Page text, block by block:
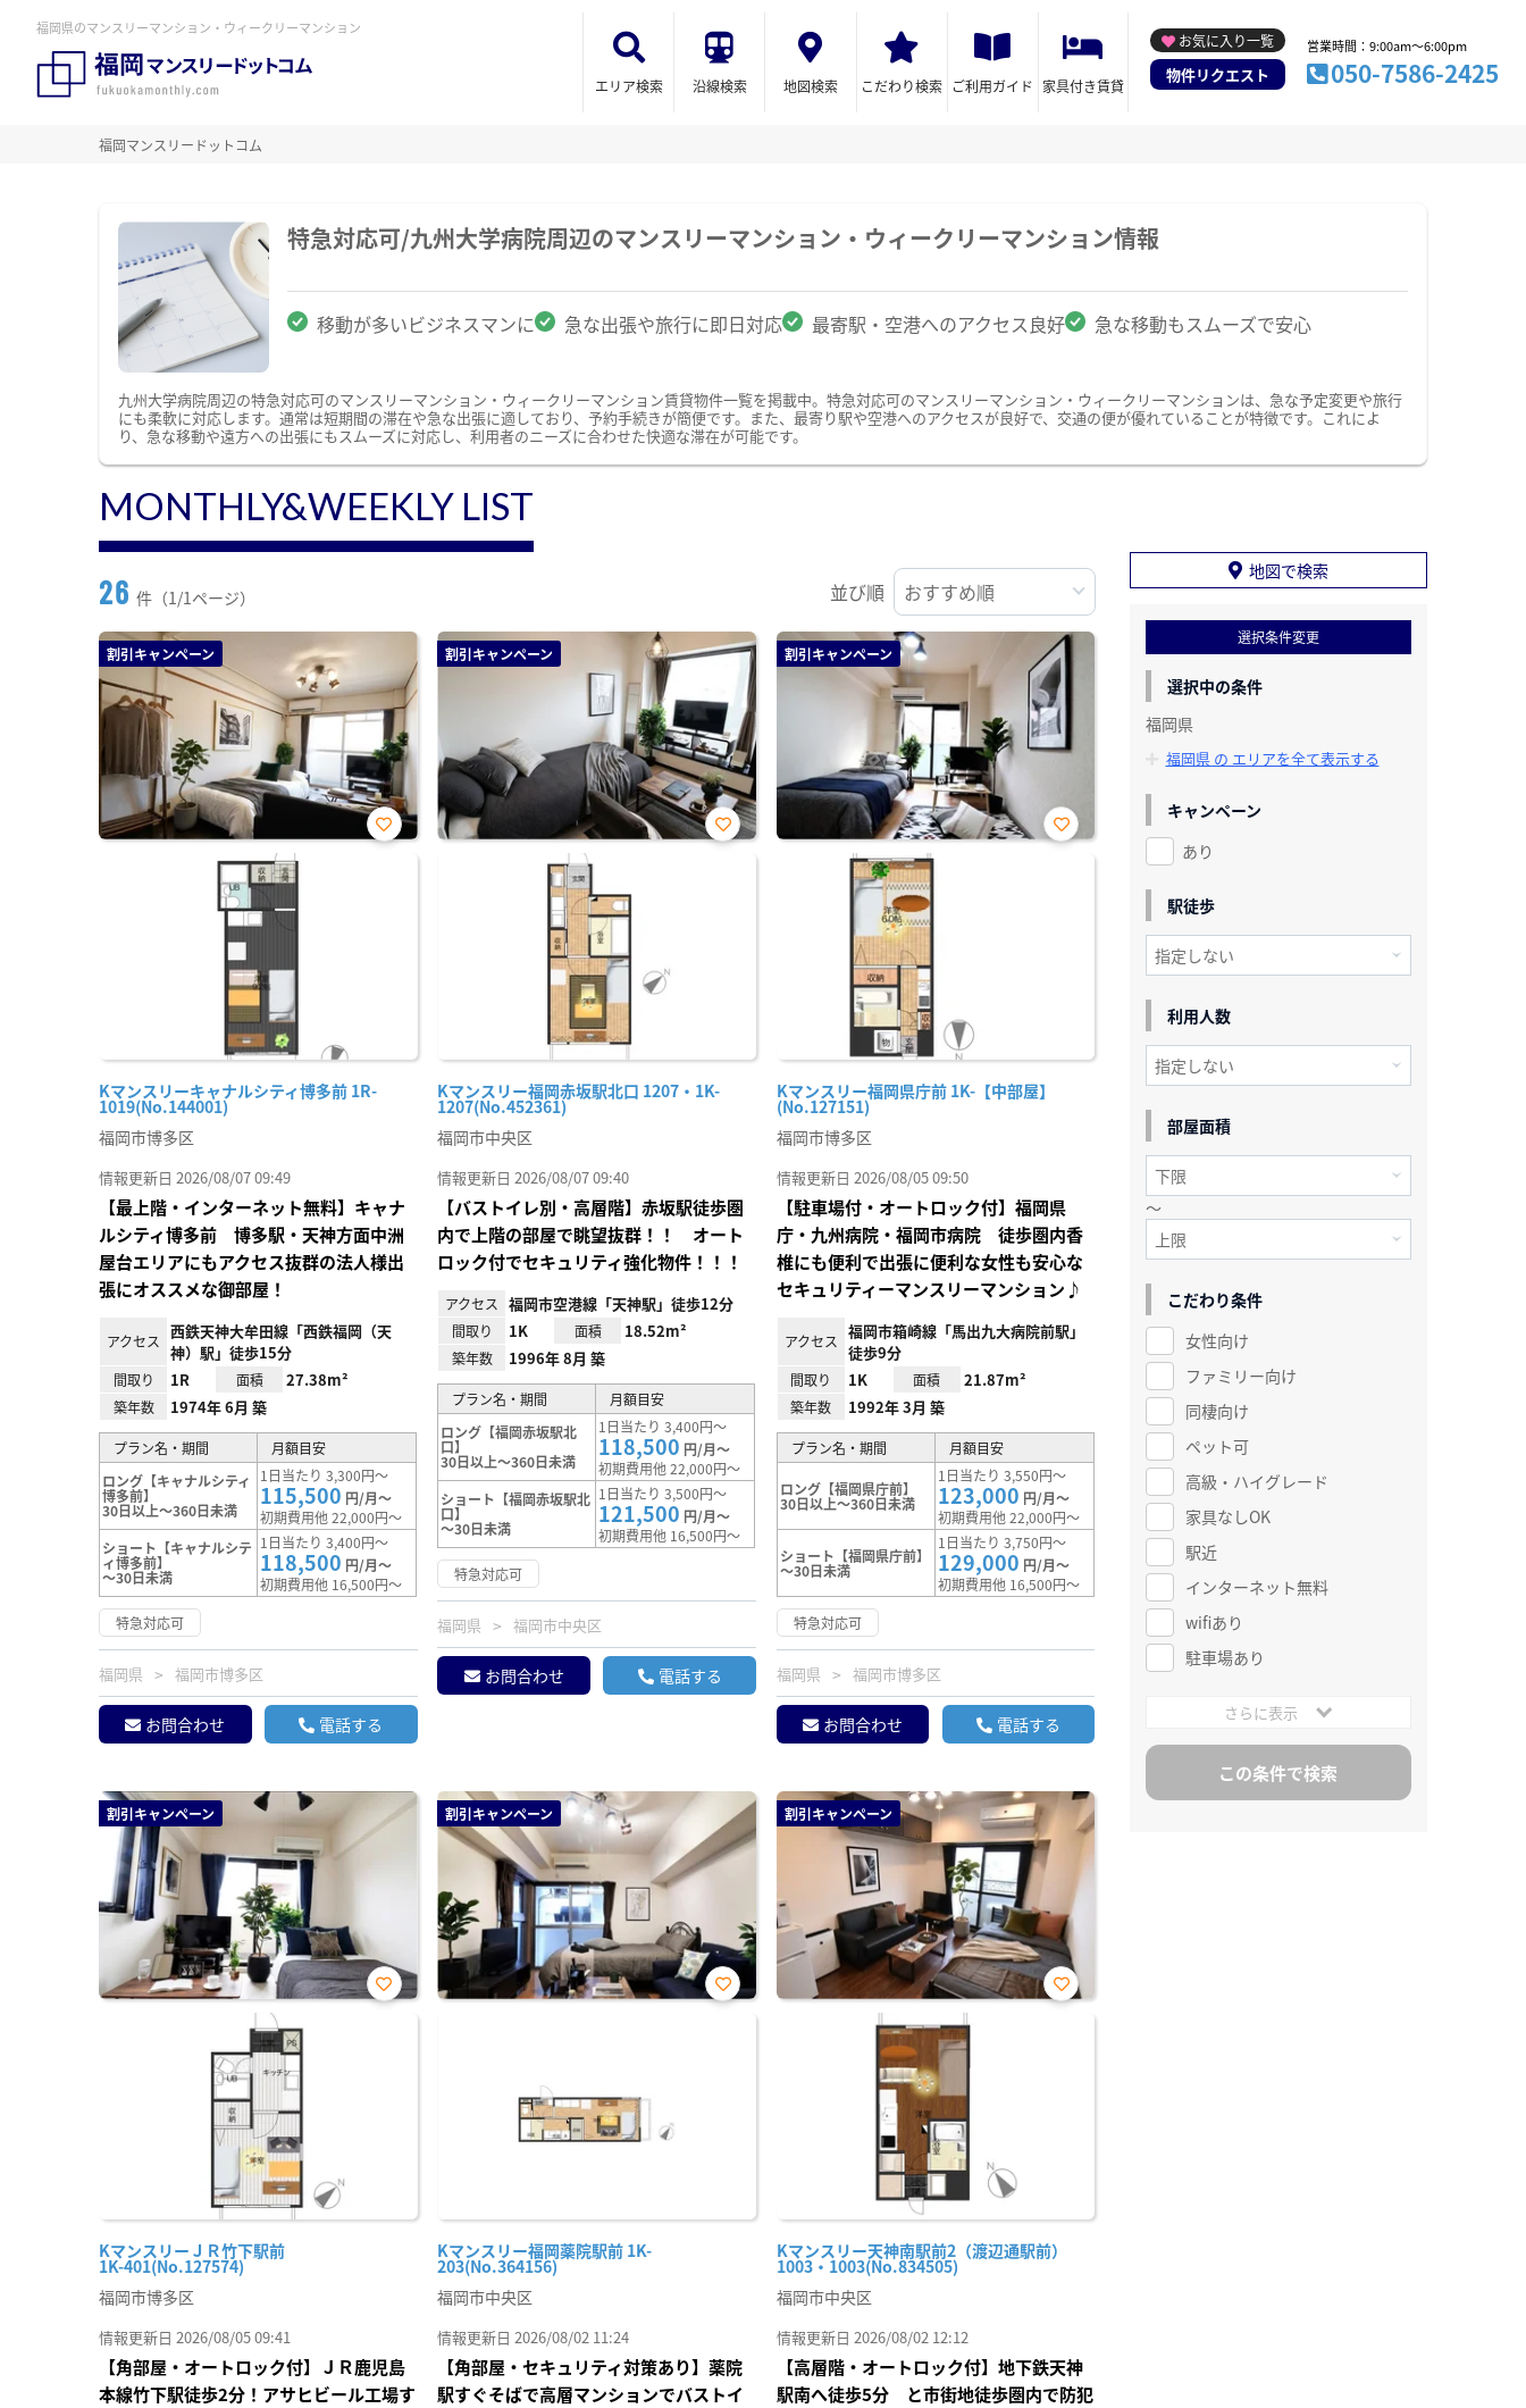
福岡県のマンスリーマンション・ウィークリーマンション
エリア検索 沿線検索 地図検索 こだわり検索 ご利用ガイド 家具付き賃貸
お気に入り一覧
物件リクエスト
営業時間：9:00am～6:00pm
050-7586-2425
福岡マンスリードットコム
特急対応可/九州大学病院周辺のマンスリーマンション・ウィークリーマンション情報
移動が多いビジネスマンに 急な出張や旅行に即日対応 最寄駅・空港へのアクセス良好 急な移動もスムーズで安心
九州大学病院周辺の特急対応可のマンスリーマンション・ウィークリーマンション賃貸物件一覧を掲載中。特急対応可のマンスリーマンション・ウィークリーマンションは、急な予定変更や旅行
にも柔軟に対応します。通常は短期間の滞在や急な出張に適しており、予約手続きが簡便です。また、最寄り駅や空港へのアクセスが良好で、交通の便が優れていることが特徴です。これによ
り、急な移動や遠方への出張にもスムーズに対応し、利用者のニーズに合わせた快適な滞在が可能です。
MONTHLY&WEEKLY LIST
26 件（1/1ページ） 並び順
割引キャンペーン
Kマンスリーキャナルシティ博多前 1R-
1019(No.144001)
お気
福岡市博多区
情報更新日 2026/08/07 09:49
【最上階・インターネット無料】キャナ
ルシティ博多前 博多駅・天神方面中洲
屋台エリアにもアクセス抜群の法人様出
張にオススメな御部屋！
アクセス
西鉄天神大牟田線「西鉄福岡（天
神）駅」徒歩15分
間取り 1R 面積 27.38m²
築年数 1974年 6月 築
プラン名・期間
月額目安
ロング【キャナルシティ
博多前】
30日以上～360日未満
1日当たり 3,300円～
115,500 円/月～
初期費用他 22,000円～
ショート【キャナルシテ
ィ博多前】
～30日未満
1日当たり 3,400円～
118,500 円/月～
初期費用他 16,500円～
特急対応可
福岡県 福岡市博多区
お問合わせ 電話する
割引キャンペーン
Kマンスリー福岡赤坂駅北口 1207・1K-
1207(No.452361)
お気
福岡市中央区
情報更新日 2026/08/07 09:40
【バストイレ別・高層階】赤坂駅徒歩圏
内で上階の部屋で眺望抜群！！ オート
ロック付でセキュリティ強化物件！！！
アクセス 福岡市空港線「天神駅」徒歩12分
間取り 1K 面積 18.52m²
築年数 1996年 8月 築
プラン名・期間
月額目安
ロング【福岡赤坂駅北
口】
30日以上～360日未満
1日当たり 3,400円～
118,500 円/月～
初期費用他 22,000円～
ショート【福岡赤坂駅北
口】
～30日未満
1日当たり 3,500円～
121,500 円/月～
初期費用他 16,500円～
特急対応可
福岡県 福岡市中央区
お問合わせ 電話する
割引キャンペーン
Kマンスリー福岡県庁前 1K-【中部屋】
(No.127151)
お気
福岡市博多区
情報更新日 2026/08/05 09:50
【駐車場付・オートロック付】福岡県
庁・九州病院・福岡市病院 徒歩圏内香
椎にも便利で出張に便利な女性も安心な
セキュリティーマンスリーマンション♪
アクセス
福岡市箱崎線「馬出九大病院前駅」
徒歩9分
間取り 1K 面積 21.87m²
築年数 1992年 3月 築
プラン名・期間 月額目安
ロング【福岡県庁前】
30日以上～360日未満
1日当たり 3,550円～
123,000 円/月～
初期費用他 22,000円～
ショート【福岡県庁前】
～30日未満
1日当たり 3,750円～
129,000 円/月～
初期費用他 16,500円～
特急対応可
福岡県 福岡市博多区
お問合わせ 電話する
割引キャンペーン
KマンスリーＪＲ竹下駅前
1K-401(No.127574)
お気
福岡市博多区
情報更新日 2026/08/05 09:41
【角部屋・オートロック付】ＪＲ鹿児島
本線竹下駅徒歩2分！アサヒビール工場す
割引キャンペーン
Kマンスリー福岡薬院駅前 1K-
203(No.364156)
お気
福岡市中央区
情報更新日 2026/08/02 11:24
【角部屋・セキュリティ対策あり】薬院
駅すぐそばで高層マンションでバストイ
割引キャンペーン
Kマンスリー天神南駅前2（渡辺通駅前）
1003・1003(No.834505)
お気
福岡市中央区
情報更新日 2026/08/02 12:12
【高層階・オートロック付】地下鉄天神
駅南へ徒歩5分 と市街地徒歩圏内で防犯
地図で検索
選択条件変更
選択中の条件
福岡県
福岡県 の エリアを全て表示する
キャンペーン
あり
駅徒歩
利用人数
部屋面積
～
こだわり条件
女性向け
ファミリー向け
同棲向け
ペット可
高級・ハイグレード
家具なしOK
駅近
インターネット無料
wifiあり
駐車場あり
さらに表示